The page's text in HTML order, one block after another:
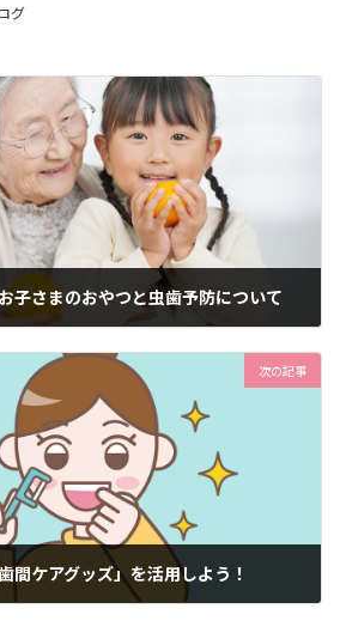
グ
子さまのおやつと虫歯予防について
次の記事
間ケアグッズ」を活用しよう！